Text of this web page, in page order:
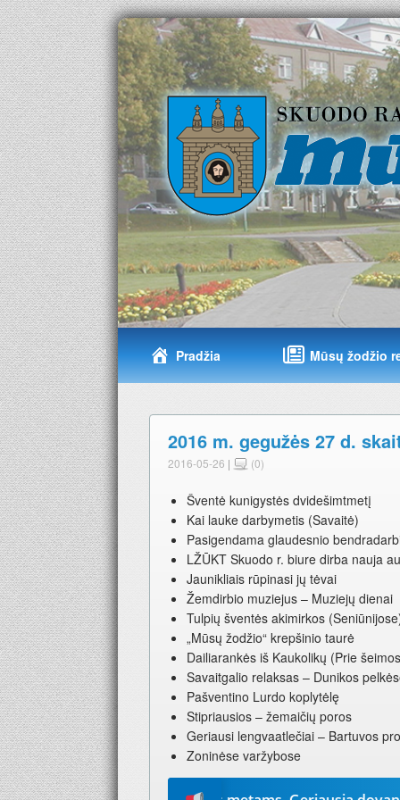
Pradžia Mūsų žodžio
2016 m. gegužės 27 d.
2016-05-26 | (0)
Šventė kunigystės dvidešimtmetį
Kai lauke darbymetis (Savaitė)
Pasigendama glaudesnio
LŽŪKT Skuodo r. biure dirba nauja
Jaunikliais rūpinasi jų tėvai
Žemdirbio muziejus – Muziejų dienai
Tulpių šventės akimirkos
„Mūsų žodžio“ krepšinio taurė
Dailiarankės iš Kaukolikų (Prie
Savaitgalio relaksas – Dunikos
Pašventino Lurdo koplytėlę
Stipriausios – žemaičių poros
Geriausi lengvaatlečiai – Bartuvos
Zoninėse varžybose